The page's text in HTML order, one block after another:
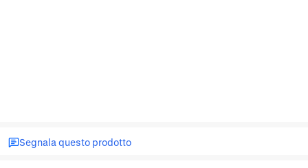
Segnala questo prodotto